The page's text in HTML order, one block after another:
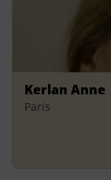
Kerlan Anne
Paris